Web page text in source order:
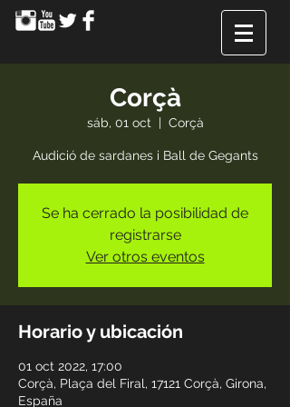
Corçà
sáb, 01 oct
  |
Corçà
Audició de sardanes i Ball de Gegants
Se ha cerrado la posibilidad de
registrarse
Ver otros eventos
Horario y ubicación
01 oct 2022, 17:00
Corçà, Plaça del Firal, 17121 Corçà, Girona,
España